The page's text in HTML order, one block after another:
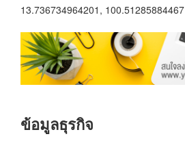
13.736734964201, 100.51285884467
ข้อมูลธุรกิจ